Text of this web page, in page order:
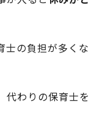
士の負担が多くな
代わりの保育士を